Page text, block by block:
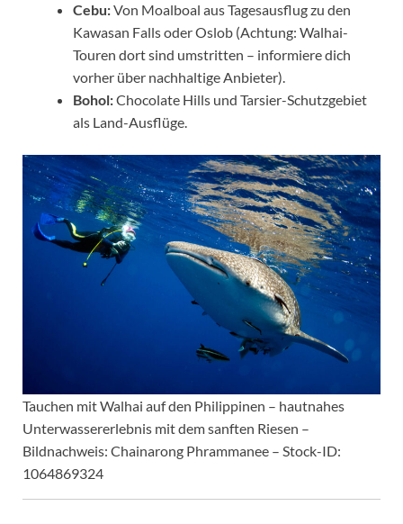
Cebu:Von Moalboal aus Tagesausflug zu den
Kawasan Falls oder Oslob (Achtung: Walhai-
Touren dort sind umstritten – informiere dich
vorher über nachhaltige Anbieter).
Bohol:Chocolate Hills und Tarsier-Schutzgebiet
als Land-Ausflüge.
Tauchen mit Walhai auf den Philippinen – hautnahes
Unterwassererlebnis mit dem sanften Riesen –
Bildnachweis: Chainarong Phrammanee – Stock-ID:
1064869324